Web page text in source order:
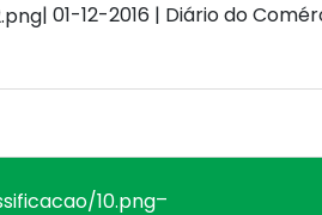
| 01-12-2016 | Diário do
–